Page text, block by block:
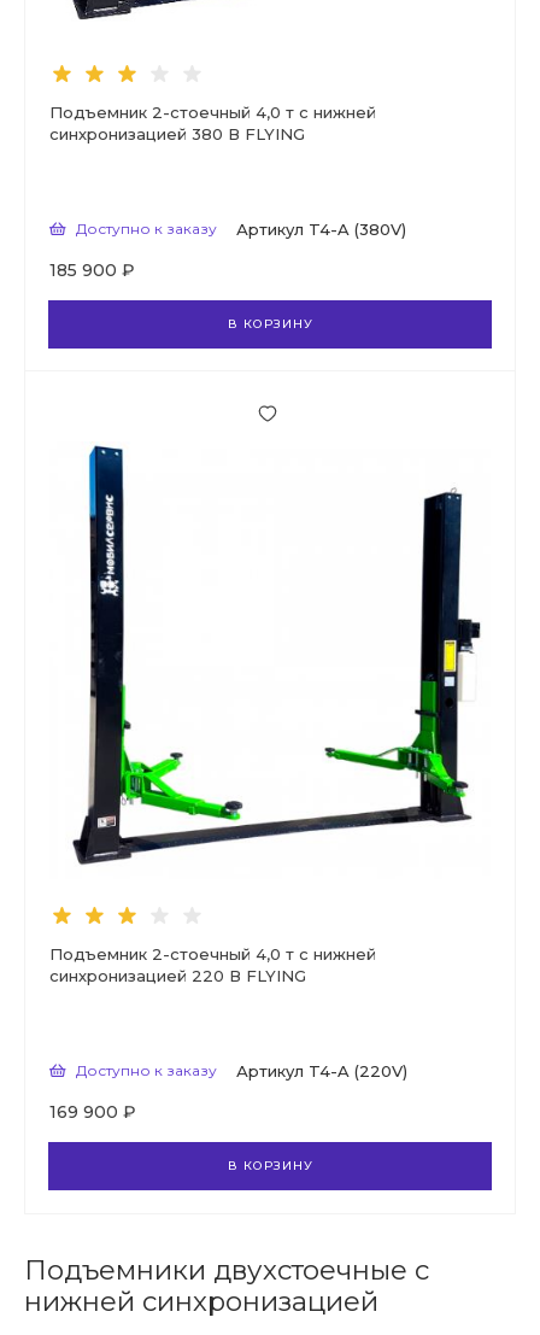
Подъемник 2-стоечный 4,0 т с нижней
синхронизацией 380 В FLYING
Доступно к заказу Артикул T4-A (380V)
185 900 ₽
В КОРЗИНУ
Подъемник 2-стоечный 4,0 т с нижней
синхронизацией 220 В FLYING
Доступно к заказу Артикул T4-A (220V)
169 900 ₽
В КОРЗИНУ
Подъемники двухстоечные с
нижней синхронизацией